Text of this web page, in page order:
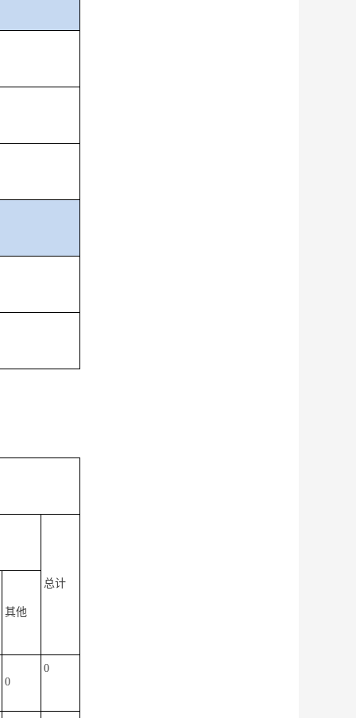
总计
其他
0
0